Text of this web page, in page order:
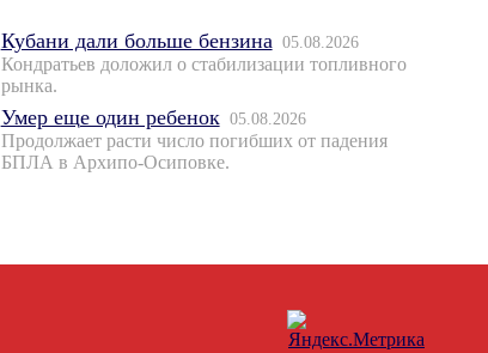
Кубани дали больше бензина 05.08.2026
Кондратьев доложил о стабилизации топливного
рынка.
Умер еще один ребенок 05.08.2026
Продолжает расти число погибших от падения
БПЛА в Архипо-Осиповке.